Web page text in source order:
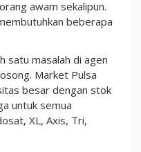
awam sekalipun.
beberapa
satu masalah di agen
Market Pulsa
besar dengan stok
untuk semua
XL, Axis, Tri,